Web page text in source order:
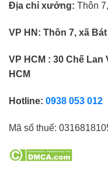
Địa chỉ xưởng: Thôn
VP HN: Thôn 7, xã
VP HCM : 30 Chế
HCM
Hotline: 0938 053 012
Mã số thuế: